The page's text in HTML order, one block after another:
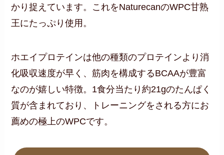
かり捉えています。これをNaturecanのWPC甘熟
王にたっぷり使用。
ホエイプロテインは他の種類のプロテインより消
化吸収速度が早く、筋肉を構成するBCAAが豊富
なのが嬉しい特徴。1食分当たり約21gのたんぱく
質が含まれており、トレーニングをされる方にお
薦めの極上のWPCです。